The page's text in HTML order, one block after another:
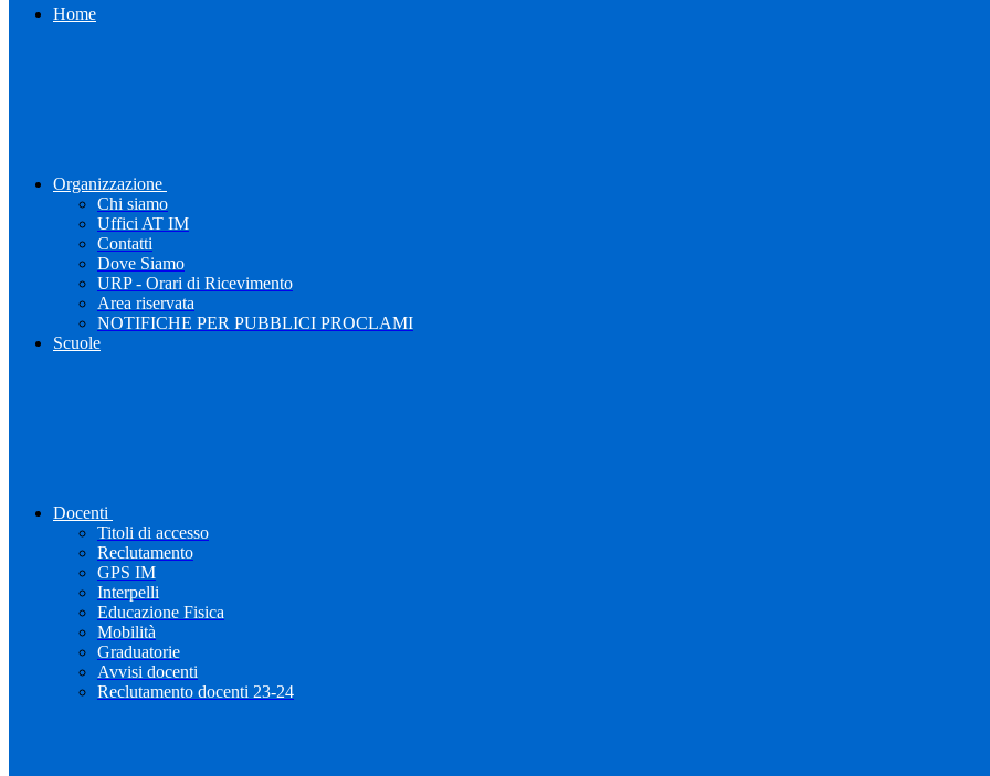
Home
Organizzazione
Chi siamo
Uffici AT IM
Contatti
Dove Siamo
URP - Orari di Ricevimento
Area riservata
NOTIFICHE PER PUBBLICI PROCLAMI
Scuole
Docenti
Titoli di accesso
Reclutamento
GPS IM
Interpelli
Educazione Fisica
Mobilità
Graduatorie
Avvisi docenti
Reclutamento docenti 23-24